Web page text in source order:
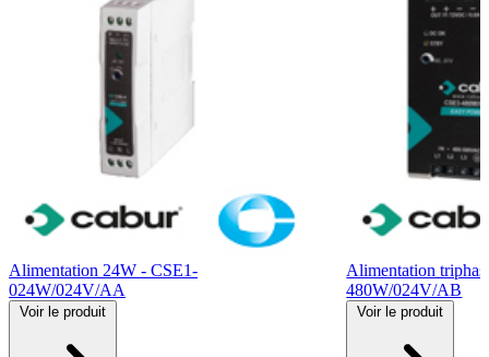
Alimentation 24W - CSE1-
024W/024V/AA
Voir le produit
Alimentation
480W/024V/AB
Voir le produit